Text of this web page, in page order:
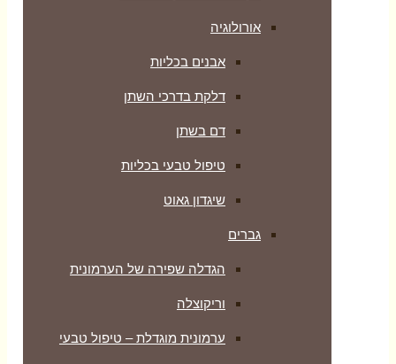
אורולוגיה
אבנים בכליות
דלקת בדרכי השתן
דם בשתן
טיפול טבעי בכליות
שיגדון גאוט
גברים
הגדלה שפירה של הערמונית
וריקוצלה
ערמונית מוגדלת – טיפול טבעי